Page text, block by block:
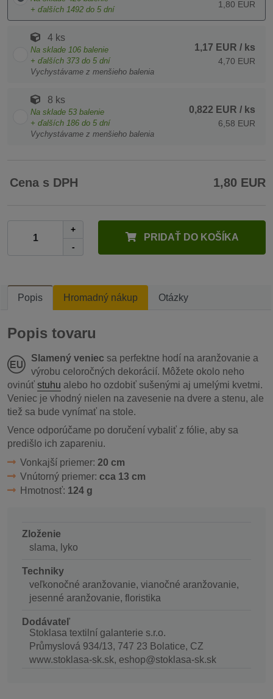
+ ďalších 1492 do 5 dní
1,80 EUR
4 ks
Na sklade 106 balenie
+ ďalších 373 do 5 dní
Vychystávame z menšieho balenia
1,17 EUR / ks
4,70 EUR
8 ks
Na sklade 53 balenie
+ ďalších 186 do 5 dní
Vychystávame z menšieho balenia
0,822 EUR / ks
6,58 EUR
Cena s DPH 1,80 EUR
+
-
PRIDAŤ DO KOŠÍKA
Popis Hromadný nákup Otázky
Popis tovaru
Slamený veniec sa perfektne hodí na aranžovanie a
výrobu celoročných dekorácií. Môžete okolo neho
ovinúť stuhu alebo ho ozdobiť sušenými aj umelými kvetmi.
Veniec je vhodný nielen na zavesenie na dvere a stenu, ale
tiež sa bude vynímať na stole.
Vence odporúčame po doručení vybaliť z fólie, aby sa
predišlo ich zapareniu.
Vonkajší priemer: 20 cm
Vnútorný priemer: cca 13 cm
Hmotnosť: 124 g
Zloženie
slama, lyko
Techniky
veľkonočné aranžovanie, vianočné aranžovanie,
jesenné aranžovanie, floristika
Dodávateľ
Stoklasa textilní galanterie s.r.o.
Průmyslová 934/13, 747 23 Bolatice, CZ
www.stoklasa-sk.sk, eshop@stoklasa-sk.sk